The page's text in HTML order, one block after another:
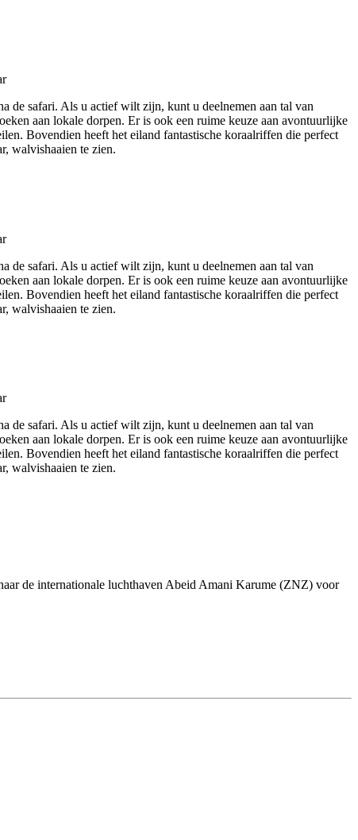
de safari. Als u actief wilt zijn, kunt u deelnemen aan tal van
aan lokale dorpen. Er is ook een ruime keuze aan avontuurlijke
Bovendien heeft het eiland fantastische koraalriffen die perfect
walvishaaien te zien.
de safari. Als u actief wilt zijn, kunt u deelnemen aan tal van
aan lokale dorpen. Er is ook een ruime keuze aan avontuurlijke
Bovendien heeft het eiland fantastische koraalriffen die perfect
walvishaaien te zien.
de safari. Als u actief wilt zijn, kunt u deelnemen aan tal van
aan lokale dorpen. Er is ook een ruime keuze aan avontuurlijke
Bovendien heeft het eiland fantastische koraalriffen die perfect
walvishaaien te zien.
de internationale luchthaven Abeid Amani Karume (ZNZ) voor